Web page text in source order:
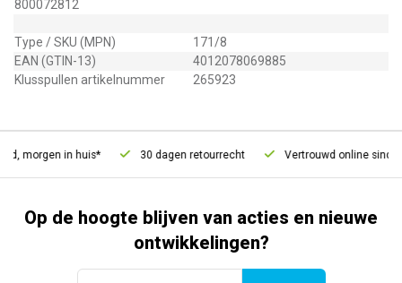
800072812
Type / SKU (MPN)
171/8
EAN (GTIN-13)
4012078069885
Klusspullen artikelnummer
265923
morgen in huis* 30 dagen retourrecht Vertrouwd online sinds
Op de hoogte blijven van acties en nieuwe
ontwikkelingen?